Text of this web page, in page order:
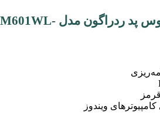
موس گیمینگ و موس پد ردراگون مدل M601WL-
ویندوز